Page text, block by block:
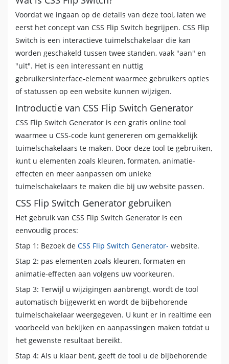
Voordat we ingaan op de details van deze tool, laten we
eerst het concept van CSS Flip Switch begrijpen. CSS Flip
Switch is een interactieve tuimelschakelaar die kan
worden geschakeld tussen twee standen, vaak "aan" en
"uit". Het is een interessant en nuttig
gebruikersinterface-element waarmee gebruikers opties
of statussen op een website kunnen wijzigen.
Introductie van CSS Flip Switch Generator
CSS Flip Switch Generator is een gratis online tool
waarmee u CSS-code kunt genereren om gemakkelijk
tuimelschakelaars te maken. Door deze tool te gebruiken,
kunt u elementen zoals kleuren, formaten, animatie-
effecten en meer aanpassen om unieke
tuimelschakelaars te maken die bij uw website passen.
CSS Flip Switch Generator gebruiken
Het gebruik van CSS Flip Switch Generator is een
eenvoudig proces:
Stap 1: Bezoek de CSS Flip Switch Generator- website.
Stap 2: pas elementen zoals kleuren, formaten en
animatie-effecten aan volgens uw voorkeuren.
Stap 3: Terwijl u wijzigingen aanbrengt, wordt de tool
automatisch bijgewerkt en wordt de bijbehorende
tuimelschakelaar weergegeven. U kunt er in realtime een
voorbeeld van bekijken en aanpassingen maken totdat u
het gewenste resultaat bereikt.
Stap 4: Als u klaar bent, geeft de tool u de bijbehorende